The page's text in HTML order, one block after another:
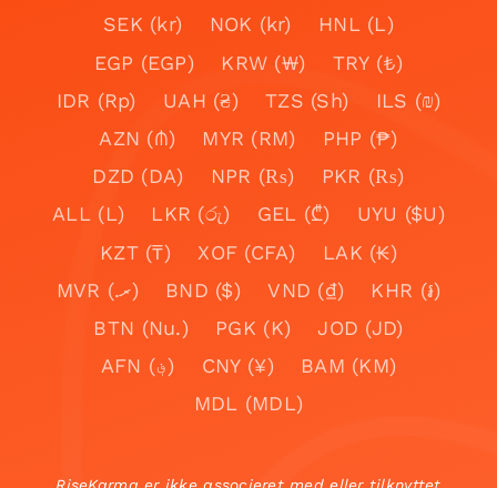
SEK (kr)
NOK (kr)
HNL (L)
EGP (EGP)
KRW (₩)
TRY (₺)
IDR (Rp)
UAH (₴) TZS (Sh)
ILS (₪)
AZN (₼)
MYR (RM)
PHP (₱)
DZD (DA)
NPR (₨)
PKR (₨)
ALL (L)
LKR (රු) GEL (₾)
UYU ($U)
KZT (₸)
XOF (CFA)
LAK (₭)
MVR (.ރ)
BND ($) VND (₫)
KHR (៛)
BTN (Nu.)
PGK (K)
JOD (JD)
AFN (؋)
CNY (¥)
BAM (KM)
MDL (MDL)
RiseKarma er ikke associeret med eller tilknyttet